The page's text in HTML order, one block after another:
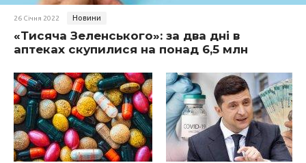
26 Січня 2022 Новини
«Тисяча Зеленського»: за два дні в
аптеках скупилися на понад 6,5 млн